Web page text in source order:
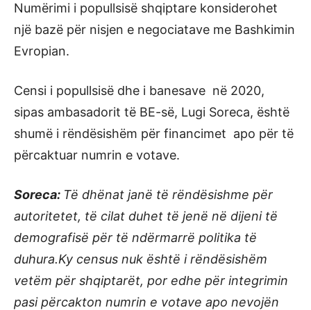
Numërimi i popullsisë shqiptare konsiderohet
një bazë për nisjen e negociatave me Bashkimin
Evropian.
Censi i popullsisë dhe i banesave në 2020,
sipas ambasadorit të BE-së, Lugi Soreca, është
shumë i rëndësishëm për financimet apo për të
përcaktuar numrin e votave.
Soreca: Të dhënat janë të rëndësishme për
autoritetet, të cilat duhet të jenë në dijeni të
demografisë për të ndërmarrë politika të
duhura.Ky census nuk është i rëndësishëm
vetëm për shqiptarët, por edhe për integrimin
pasi përcakton numrin e votave apo nevojën